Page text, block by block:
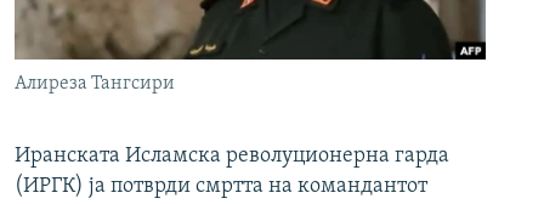
Алиреза Тангсири
Иранската Исламска револуционерна гарда
(ИРГК) ја потврди смртта на командантот